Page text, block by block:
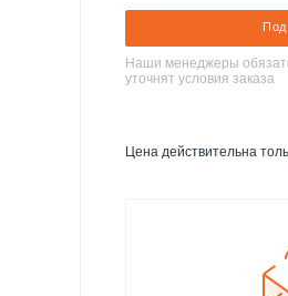
Под
Наши менеджеры
уточнят условия заказа
Цена действительна